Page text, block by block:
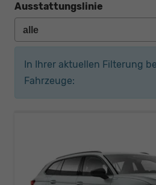
Ausstattungslinie
In Ihrer aktuellen Filterung
Fahrzeuge: